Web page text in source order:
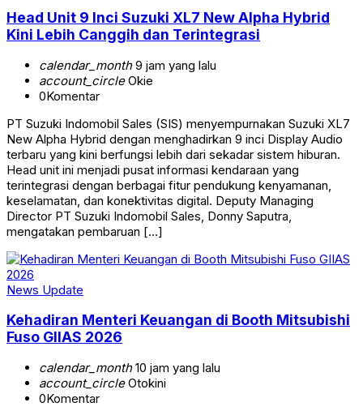
Head Unit 9 Inci Suzuki XL7 New Alpha Hybrid
Kini Lebih Canggih dan Terintegrasi
calendar_month9 jam yang lalu
account_circleOkie
0Komentar
PT Suzuki Indomobil Sales (SIS) menyempurnakan Suzuki XL7
New Alpha Hybrid dengan menghadirkan 9 inci Display Audio
terbaru yang kini berfungsi lebih dari sekadar sistem hiburan.
Head unit ini menjadi pusat informasi kendaraan yang
terintegrasi dengan berbagai fitur pendukung kenyamanan,
keselamatan, dan konektivitas digital. Deputy Managing
Director PT Suzuki Indomobil Sales, Donny Saputra,
mengatakan pembaruan […]
News Update
Kehadiran Menteri Keuangan di Booth Mitsubishi
Fuso GIIAS 2026
calendar_month10 jam yang lalu
account_circleOtokini
0Komentar